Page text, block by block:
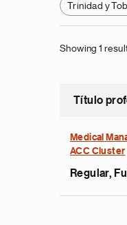
Trinidad y
Showing 1
Título
Medical
ACC Cluster
Regular,